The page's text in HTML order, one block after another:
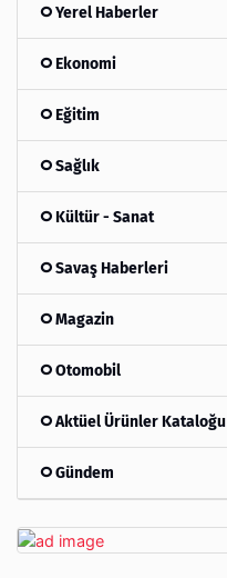
Yerel Haberler
Ekonomi
Eğitim
Sağlık
Kültür - Sanat
Savaş Haberleri
Magazin
Otomobil
Aktüel Ürünler Kataloğu
Gündem